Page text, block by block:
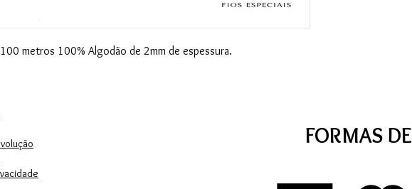
metros 100% Algodão de 2mm de espessura.
FORMAS